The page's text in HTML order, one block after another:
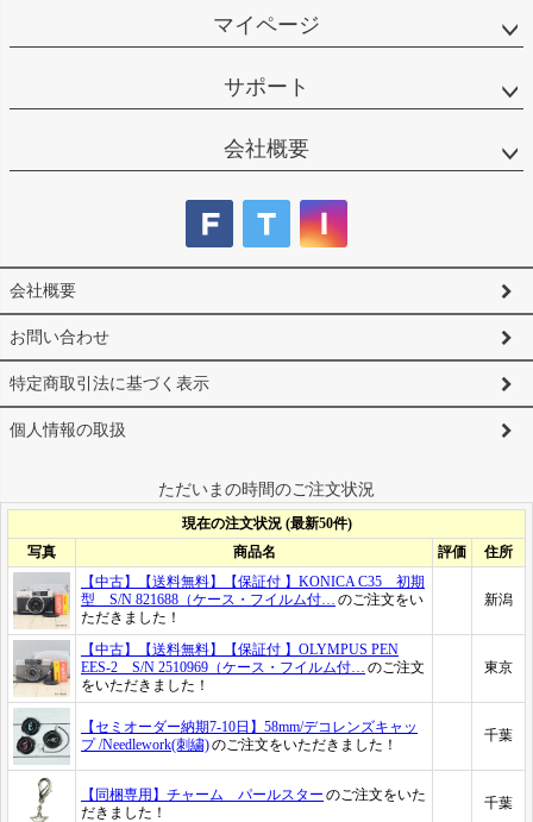
マイページ
サポート
会社概要
会社概要
お問い合わせ
特定商取引法に基づく表示
個人情報の取扱
ただいまの時間のご注文状況